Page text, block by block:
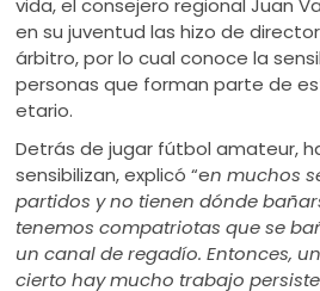
vida, el consejero regional Juan
en su juventud las hizo de
árbitro, por lo cual conoce la
personas que forman parte de
etario.
Detrás de jugar fútbol amateur,
sensibilizan, explicó “en muchos
partidos y no tienen dónde
tenemos compatriotas que se
un canal de regadío. Entonces,
cierto hay mucho trabajo